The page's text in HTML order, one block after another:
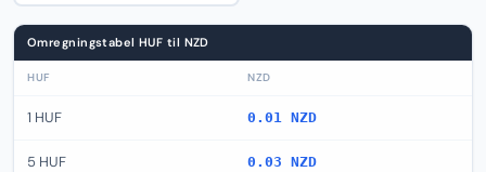
Omregningstabel HUF til NZD
HUF NZD
1 HUF 0.01 NZD
5 HUF 0.03 NZD